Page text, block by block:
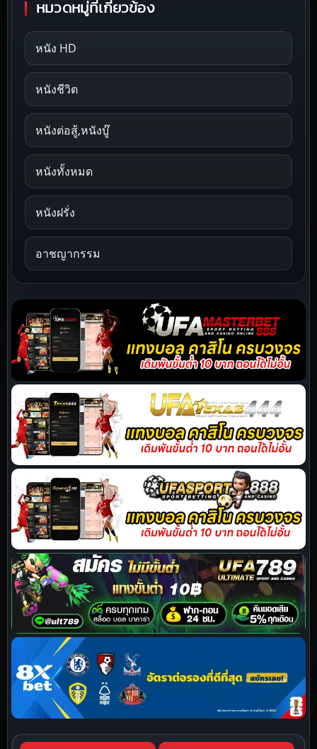
หมวดหมู่ที่เกี่ยวข้อง
หนัง HD
หนังชีวิต
หนังต่อสู้,หนังบู๊
หนังทั้งหมด
หนังฝรั่ง
อาชญากรรม